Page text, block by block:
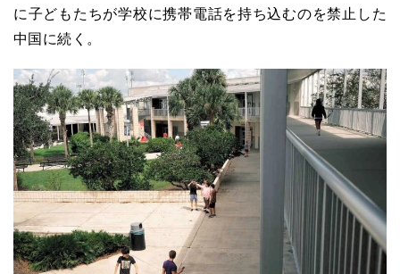
に子どもたちが学校に携帯電話を持ち込むのを禁止した
中国に続く。